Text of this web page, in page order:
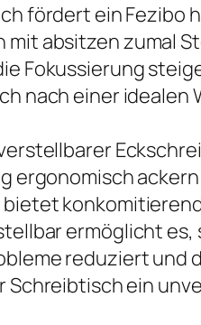
fördert ein Fezibo
mit absitzen zumal
Fokussierung
nach einer idealen
ergonomisch
ermöglicht
reduziert und
Schreibtisch ein